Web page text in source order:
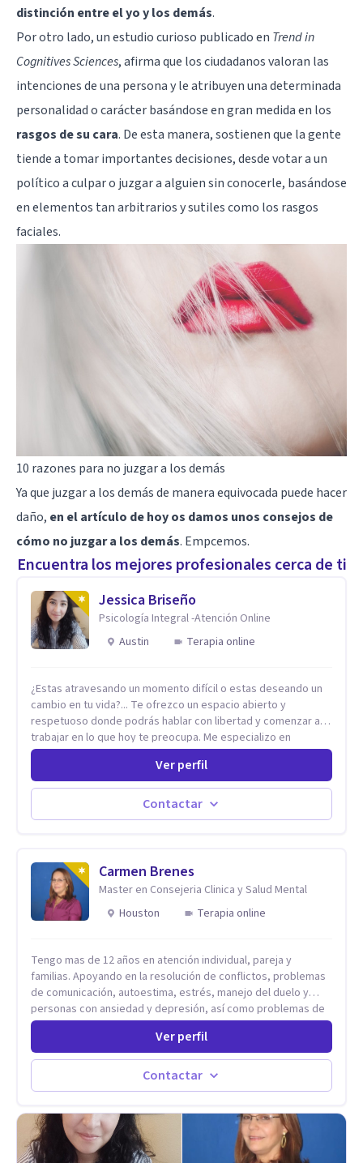
distinción entre el yo y los demás.
Por otro lado, un estudio curioso publicado en Trend in
Cognitives Sciences, afirma que los ciudadanos valoran las
intenciones de una persona y le atribuyen una determinada
personalidad o carácter basándose en gran medida en los
rasgos de su cara. De esta manera, sostienen que la gente
tiende a tomar importantes decisiones, desde votar a un
político a culpar o juzgar a alguien sin conocerle, basándose
en elementos tan arbitrarios y sutiles como los rasgos
faciales.
10 razones para no juzgar a los demás
Ya que juzgar a los demás de manera equivocada puede hacer
daño, en el artículo de hoy os damos unos consejos de
cómo no juzgar a los demás. Empcemos.
Encuentra los mejores profesionales cerca de ti
Jessica Briseño
Psicología Integral -Atención Online
Austin
Terapia online
¿Estas atravesando un momento difícil o estas deseando un
cambio en tu vida?... Te ofrezco un espacio abierto y
respetuoso donde podrás hablar con libertad y comenzar a
trabajar en lo que hoy te preocupa. Me especializo en
Trastornos de Ansiedad y a lo largo de mi experiencia
profesional he acompañado a muchas Familias y Parejas con
distintas problemáticas como el manejo del estrés,
Autoestima, Gestión de la Ira, Depresión, Retos en la Crianza,
Codependencia, Celos, entre otros. Cuento con más de 12
Adolescentes y Adultos
Ver perfil
Contactar
Carmen Brenes
Master en Consejeria Clinica y Salud Mental
Houston
Terapia online
Tengo mas de 12 años en atención individual, pareja y
familias. Apoyando en la resolución de conflictos, problemas
de comunicación, autoestima, estrés, manejo del duelo y
personas con ansiedad y depresión, así como problemas de
conducta y comportamiento. Desarrollo de personas
Estableciendo metas a corto y largo plazo, es vital para la
vida de cada uno tener su propia vision.
Ver perfil
Contactar